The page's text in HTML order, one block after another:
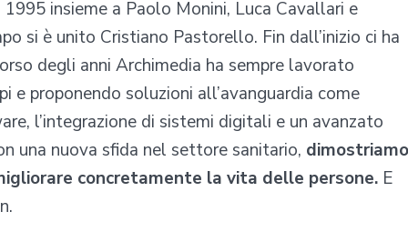
insieme a Paolo Monini, Luca Cavallari e
si è unito Cristiano Pastorello. Fin dall’inizio ci ha
degli anni Archimedia ha sempre lavorato
proponendo soluzioni all’avanguardia come
l’integrazione di sistemi digitali e un avanzato
una nuova sfida nel settore sanitario, dimostriamo
concretamente la vita delle persone. E